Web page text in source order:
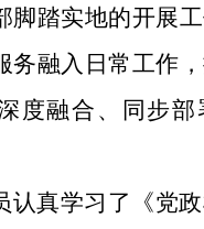
脚踏实地的开展
务融入日常工作
度融合、同步部
认真学习了《党